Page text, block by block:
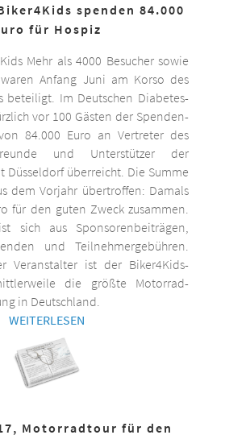
spenden 84.000
für Hospiz
Mehr als 4000 Besucher sowie
Anfang Juni am Korso des
beteiligt. Im Deutschen Diabetes-
vor 100 Gästen der Spenden-
84.000 Euro an Vertreter des
und Unterstützer der
Düsseldorf überreicht. Die Summe
dem Vorjahr übertroffen: Damals
für den guten Zweck zusammen.
sich aus Sponsorenbeiträgen,
und Teilnehmergebühren.
Veranstalter ist der Biker4Kids-
die größte Motorrad-
in Deutschland.
WEITERLESEN
Motorradtour für den